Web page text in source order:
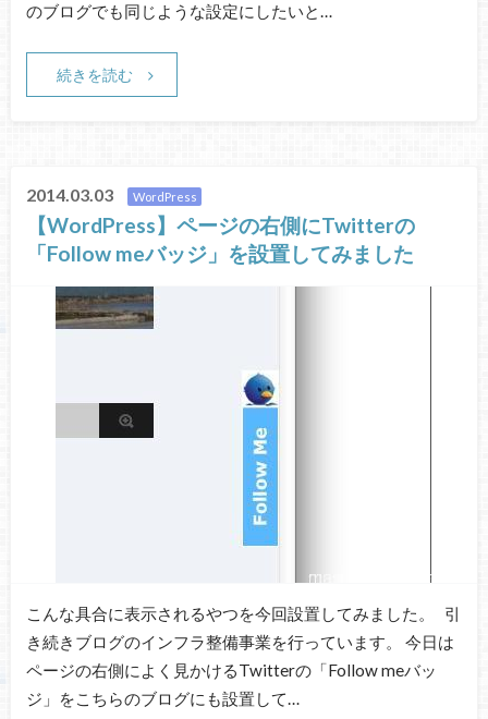
のブログでも同じような設定にしたいと…
続きを読む
2014.03.03 WordPress
【WordPress】ページの右側にTwitterの
「Follow meバッジ」を設置してみました
こんな具合に表示されるやつを今回設置してみました。 引
き続きブログのインフラ整備事業を行っています。 今日は
ページの右側によく見かけるTwitterの「Follow meバッ
ジ」をこちらのブログにも設置して…